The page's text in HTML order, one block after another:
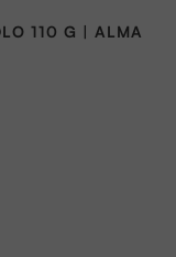
110 G | ALMA